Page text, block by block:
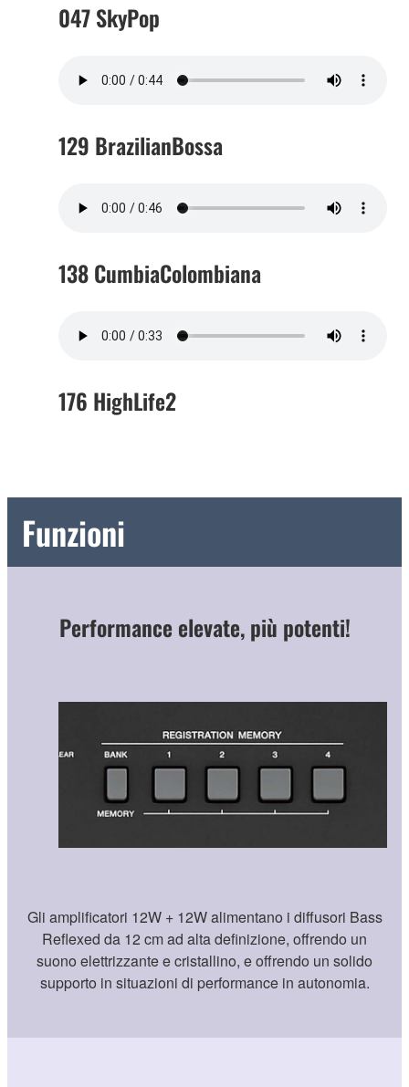
047 SkyPop
129 BrazilianBossa
138 CumbiaColombiana
176 HighLife2
Funzioni
Performance elevate, più potenti!
Gli amplificatori 12W + 12W alimentano i diffusori Bass
Reflexed da 12 cm ad alta definizione, offrendo un
suono elettrizzante e cristallino, e offrendo un solido
supporto in situazioni di performance in autonomia.